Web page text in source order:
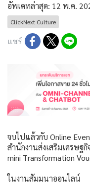
อัพเดทล่าสุด: 12 พ.ค.
ClickNext Culture
แชร์
จบไปแล้วกับ Online
สำนักงานส่งเสริมเศรษฐ
mini Transformation
ในงานสัมมนาออนไลน์